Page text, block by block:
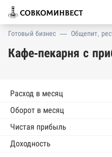
Готовый бизнес — Общепит,
Кафе-пекарня с
Расход в месяц
Оборот в месяц
Чистая прибыль
Доходность